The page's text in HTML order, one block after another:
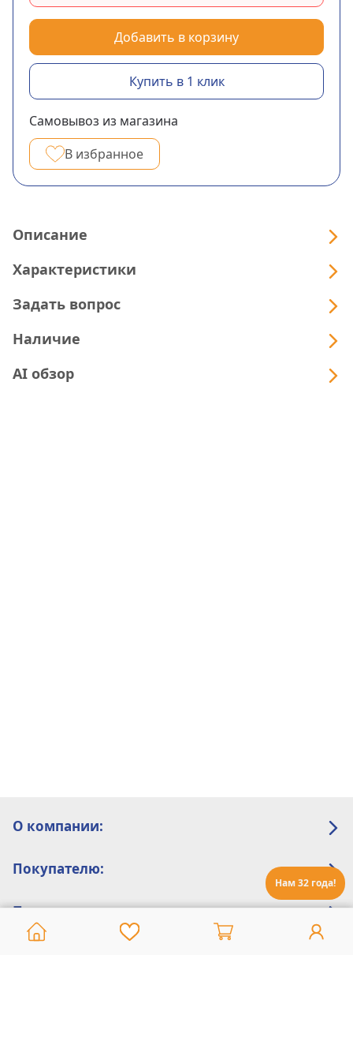
Нам 32 года!
Добавить в корзину
Купить в 1 клик
Самовывоз из магазина
В избранное
Описание
Характеристики
Задать вопрос
Наличие
AI обзор
О компании:
Покупателю:
Помощь: